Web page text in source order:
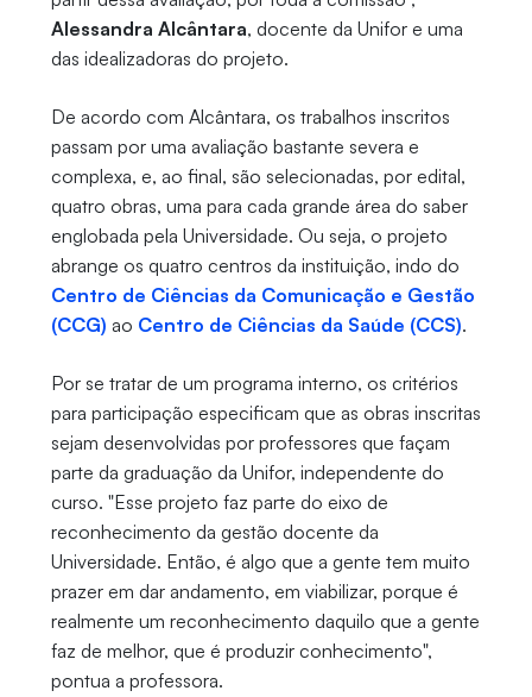
Alessandra Alcântara, docente da Unifor e uma
das idealizadoras do projeto.
De acordo com Alcântara, os trabalhos inscritos
passam por uma avaliação bastante severa e
complexa, e, ao final, são selecionadas, por edital,
quatro obras, uma para cada grande área do saber
englobada pela Universidade. Ou seja, o projeto
abrange os quatro centros da instituição, indo do
Centro de Ciências da Comunicação e Gestão
(CCG) ao Centro de Ciências da Saúde (CCS).
Por se tratar de um programa interno, os critérios
para participação especificam que as obras inscritas
sejam desenvolvidas por professores que façam
parte da graduação da Unifor, independente do
curso. "Esse projeto faz parte do eixo de
reconhecimento da gestão docente da
Universidade. Então, é algo que a gente tem muito
prazer em dar andamento, em viabilizar, porque é
realmente um reconhecimento daquilo que a gente
faz de melhor, que é produzir conhecimento",
pontua a professora.